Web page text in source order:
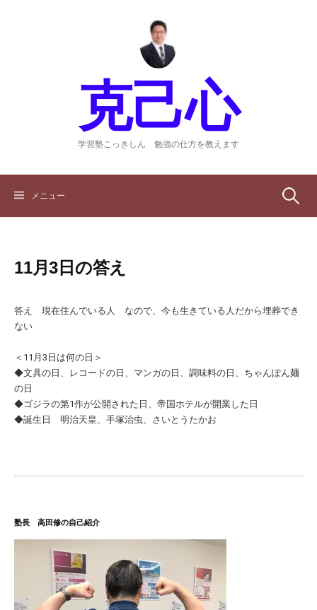
克己心
学習塾こっきしん 勉強の仕方を教えます
メニュー 検
11月3日の答え
答え 現在住んでいる人 なので、今も生きている人だから埋葬でき
ない
＜11月3日は何の日＞
◆文具の日、レコードの日、マンガの日、調味料の日、ちゃんぽん麺
の日
◆ゴジラの第1作が公開された日、帝国ホテルが開業した日
◆誕生日 明治天皇、手塚治虫、さいとうたかお
塾長 高田修の自己紹介